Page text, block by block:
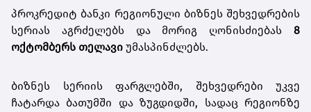
პროკრედიტ ბანკი რეგიონული ბიზნეს შეხვედრების
სერიას აგრძელებს და მორიგ ღონისძიებას 8
ოქტომბერს თელავი უმასპინძლებს.
ბიზნეს სერიის ფარგლებში, შეხვედრები უკვე
ჩატარდა ბათუმში და ზუგდიდში, სადაც რეგიონზე